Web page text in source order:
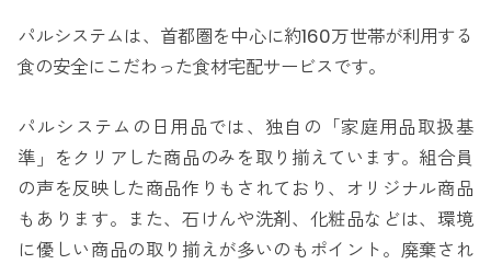
パルシステムは、首都圏を中心に約160万世帯が利用する
食の安全にこだわった食材宅配サービスです。
パルシステムの日用品では、独自の「家庭用品取扱基
準」をクリアした商品のみを取り揃えています。組合員
の声を反映した商品作りもされており、オリジナル商品
もあります。また、石けんや洗剤、化粧品などは、環境
に優しい商品の取り揃えが多いのもポイント。廃棄され